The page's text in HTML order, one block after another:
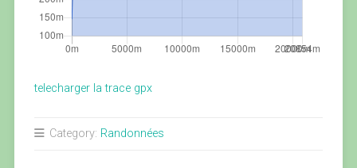
telecharger la trace gpx
Category: Randonnées